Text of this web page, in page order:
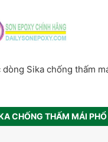
dòng Sika chống thấm
CHỐNG THẤM MÁI PHỔ